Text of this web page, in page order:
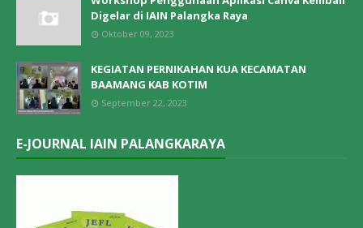
Digelar di IAIN Palangka Raya
Oktober 09, 2023
KEGIATAN PERNIKAHAN KUA KECAMATAN
BAAMANG KAB KOTIM
September 22, 2023
E-JOURNAL IAIN PALANGKARAYA